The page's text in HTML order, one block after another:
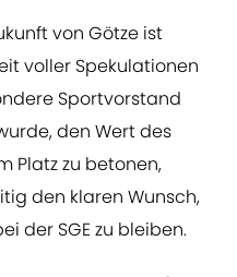
von Götze ist
voller Spekulationen
Sportvorstand
den Wert des
Platz zu betonen,
den klaren Wunsch,
der SGE zu bleiben.